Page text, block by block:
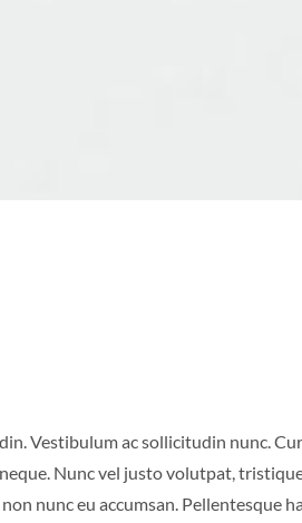
Vestibulum ac sollicitudin nunc.
Nunc vel justo volutpat,
nunc eu accumsan. Pellentesque